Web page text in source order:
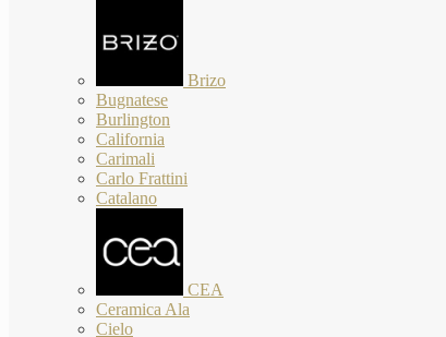
Brizo
Bugnatese
Burlington
California
Carimali
Carlo Frattini
Catalano
CEA
Ceramica Ala
Cielo